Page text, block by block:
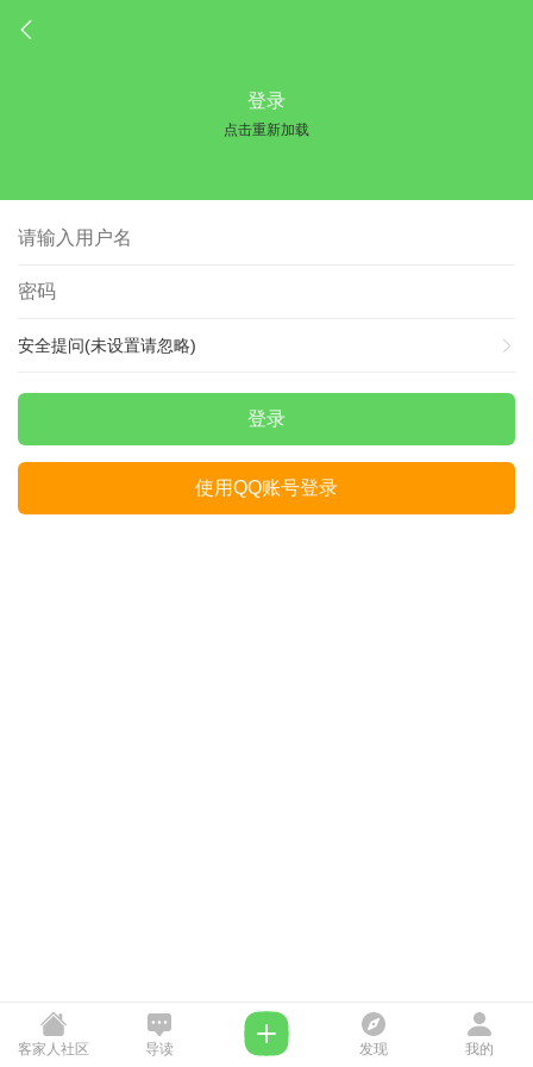
登录
点击重新加载
安全提问(未设置请忽略)
登录
使用QQ账号登录
客家人社区 导读 发现 我的